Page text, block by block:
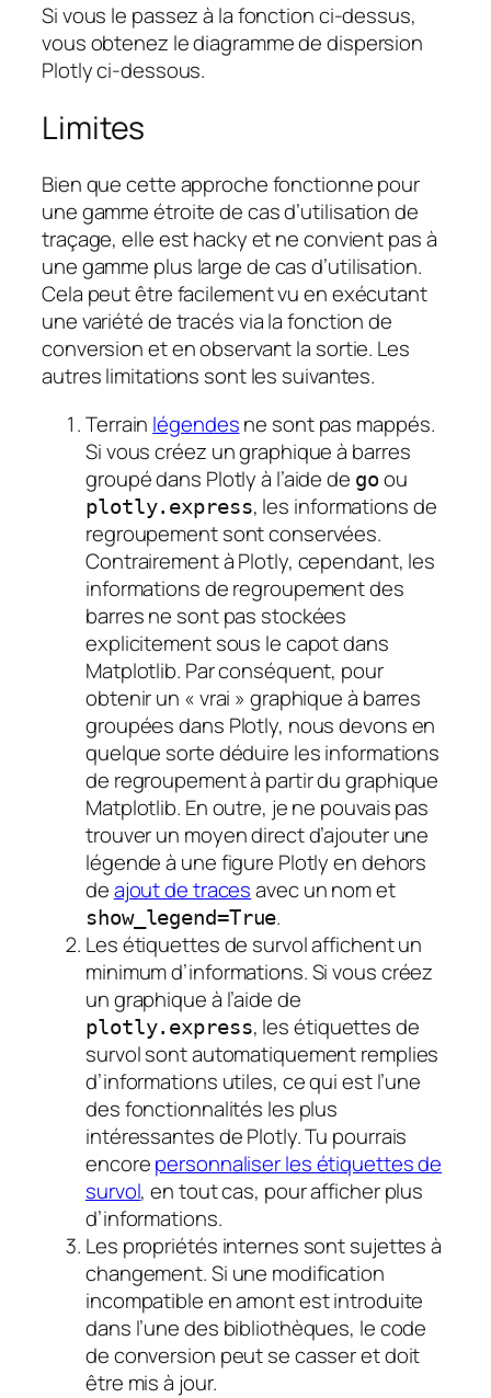
Si vous le passez à la fonction ci-dessus,
vous obtenez le diagramme de dispersion
Plotly ci-dessous.
Limites
Bien que cette approche fonctionne pour
une gamme étroite de cas d’utilisation de
traçage, elle est hacky et ne convient pas à
une gamme plus large de cas d’utilisation.
Cela peut être facilement vu en exécutant
une variété de tracés via la fonction de
conversion et en observant la sortie. Les
autres limitations sont les suivantes.
Terrain légendesne sont pas mappés.
Si vous créez un graphique à barres
groupé dans Plotly à l’aide de goou
plotly.express, les informations de
regroupement sont conservées.
Contrairement à Plotly, cependant, les
informations de regroupement des
barres ne sont pas stockées
explicitement sous le capot dans
Matplotlib. Par conséquent, pour
obtenir un « vrai » graphique à barres
groupées dans Plotly, nous devons en
quelque sorte déduire les informations
de regroupement à partir du graphique
Matplotlib. En outre, je ne pouvais pas
trouver un moyen direct d’ajouter une
légende à une figure Plotly en dehors
deajout de tracesavec un nom et
show_legend=True.
Les étiquettes de survol affichent un
minimum d’informations. Si vous créez
un graphique à l’aide de
plotly.express, les étiquettes de
survol sont automatiquement remplies
d’informations utiles, ce qui est l’une
des fonctionnalités les plus
intéressantes de Plotly. Tu pourrais
encorepersonnaliser les étiquettes de
survol, en tout cas, pour afficher plus
d’informations.
Les propriétés internes sont sujettes à
changement. Si une modification
incompatible en amont est introduite
dans l’une des bibliothèques, le code
de conversion peut se casser et doit
être mis à jour.